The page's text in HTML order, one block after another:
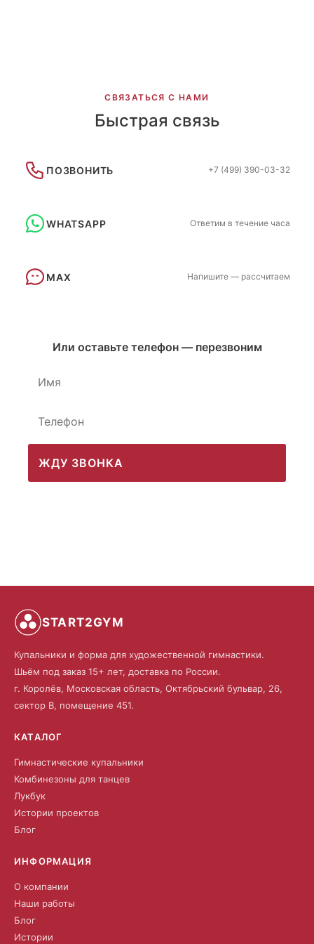
СВЯЗАТЬСЯ С НАМИ
Быстрая связь
ПОЗВОНИТЬ +7 (499) 390-03-32
WHATSAPP Ответим в течение часа
MAX Напишите — рассчитаем
Или оставьте телефон — перезвоним
ЖДУ ЗВОНКА
START2GYM
Купальники и форма для художественной гимнастики.
Шьём под заказ 15+ лет, доставка по России.
г. Королёв, Московская область, Октябрьский бульвар, 26,
сектор В, помещение 451.
КАТАЛОГ
Гимнастические купальники
Комбинезоны для танцев
Лукбук
Истории проектов
Блог
ИНФОРМАЦИЯ
О компании
Наши работы
Блог
Истории